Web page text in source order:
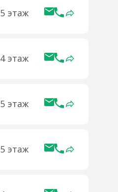
5 этаж
4 этаж
5 этаж
5 этаж